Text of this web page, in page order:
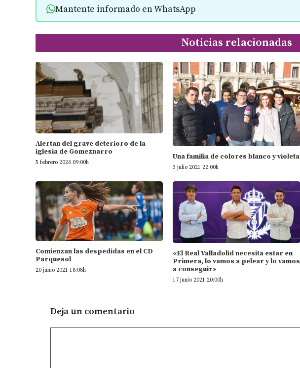
Mantente informado en WhatsApp
Noticias relacionadas
Alertan del grave deterioro de la
iglesia de Gomeznarro
5 febrero 2026 09:00h
Una familia de colores blanco y violeta
3 julio 2021 22:00h
Comienzan las despedidas en el CD
Parquesol
20 junio 2021 18:08h
«El Real Valladolid necesita estar en
Primera, lo vamos a pelear y lo vamos
a conseguir»
17 junio 2021 20:00h
Deja un comentario